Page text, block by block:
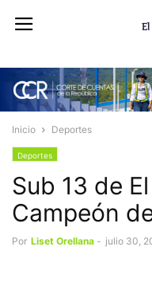
Inicio Deportes
Deportes
Sub 13 de
Campeón
Por Liset Orellana - julio 30,